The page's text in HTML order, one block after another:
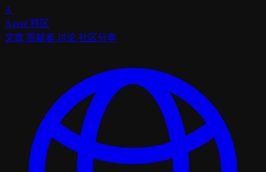
A
Agent 特区
文章 贡献者 讨论 社区分享